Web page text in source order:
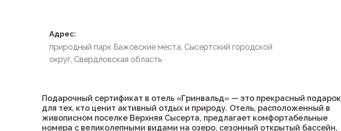
Адрес:
природный парк Бажовские места, Сысертский городской
округ, Свердловская область
Подарочный сертификат в отель «Гринвальд» — это прекрасный подарок
для тех, кто ценит активный отдых и природу. Отель, расположенный в
живописном поселке Верхняя Сысерта, предлагает комфортабельные
номера с великолепными видами на озеро, сезонный открытый бассейн,